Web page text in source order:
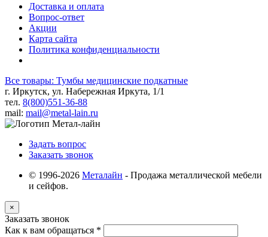
Доставка и оплата
Вопрос-ответ
Акции
Карта сайта
Политика конфиденциальности
Все товары: Тумбы медицинские подкатные
г. Иркутск, ул. Набережная Иркута, 1/1
тел. 8(800)551-36-88
mail: mail@metal-lain.ru
Задать вопрос
Заказать звонок
© 1996-2026 Металайн - Продажа металлической мебели
и сейфов.
×
Заказать звонок
Как к вам обращаться *